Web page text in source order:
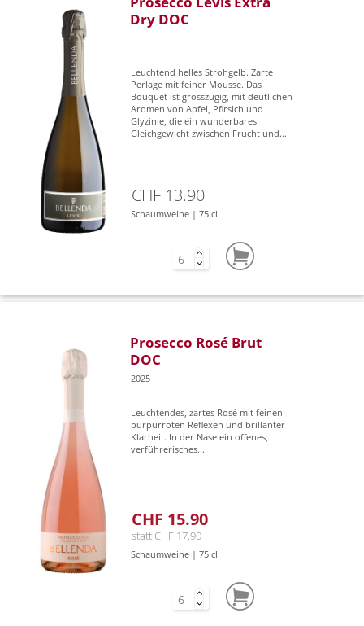
Dry DOC
Leuchtend helles Strohgelb. Zarte
Perlage mit feiner Mousse. Das
Bouquet ist grosszügig, mit deutlichen
Aromen von Apfel, Pfirsich und
Glyzinie, die ein wunderbares
Gleichgewicht zwischen Frucht und...
CHF 13.90
Schaumweine | 75 cl
Prosecco Rosé Brut
DOC
2025
Leuchtendes, zartes Rosé mit feinen
purpurroten Reflexen und brillanter
Klarheit. In der Nase ein offenes,
verführerisches...
CHF 15.90
statt CHF 17.90
Schaumweine | 75 cl